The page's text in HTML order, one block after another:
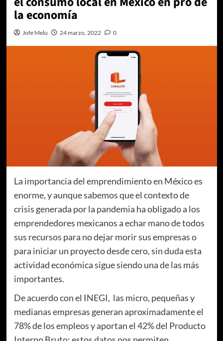
la economía
Jofe Melu 24 marzo, 2022 0
La importancia del emprendimiento en México es
enorme, y aunque sabemos que el contexto de
crisis generada por la pandemia ha obligado a los
emprendedores mexicanos a echar mano de todos
sus recursos para no dejar morir sus empresas o
para iniciar un proyecto desde cero, sin duda esta
actividad económica sigue siendo una de las más
importantes.
De acuerdo con el INEGI, las micro, pequeñas y
medianas empresas generan aproximadamente el
78% de los empleos y aportan el 42% del Producto